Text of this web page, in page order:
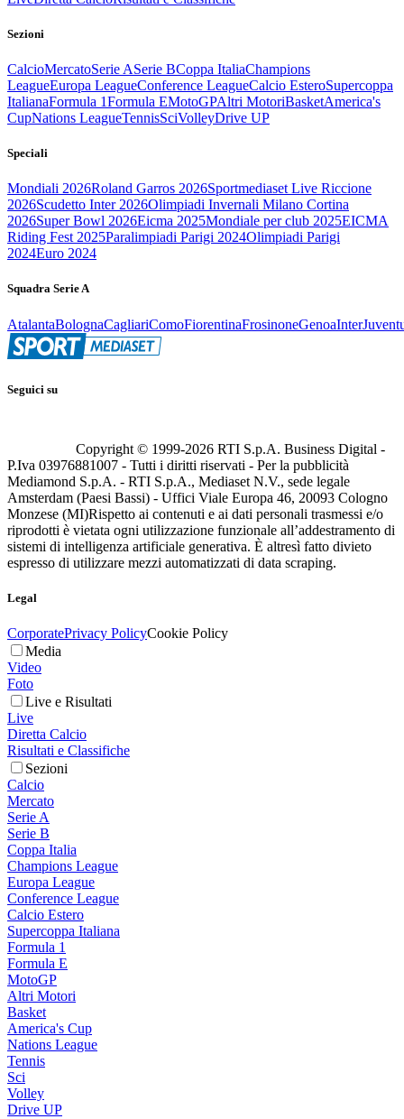
Sezioni
CalcioMercatoSerie ASerie BCoppa ItaliaChampions
LeagueEuropa LeagueConference LeagueCalcio EsteroSupercoppa
ItalianaFormula 1Formula EMotoGPAltri MotoriBasketAmerica's
CupNations LeagueTennisSciVolleyDrive UP
Speciali
Mondiali 2026Roland Garros 2026Sportmediaset Live Riccione
2026Scudetto Inter 2026Olimpiadi Invernali Milano Cortina
2026Super Bowl 2026Eicma 2025Mondiale per club 2025EICMA
Riding Fest 2025Paralimpiadi Parigi 2024Olimpiadi Parigi
2024Euro 2024
Squadra Serie A
AtalantaBolognaCagliariComoFiorentinaFrosinoneGenoaInter
Seguici su
Copyright © 1999-2026 RTI S.p.A. Business Digital -
P.Iva 03976881007 - Tutti i diritti riservati - Per la pubblicità
Mediamond S.p.A. - RTI S.p.A., Mediaset N.V., sede legale
Amsterdam (Paesi Bassi) - Uffici Viale Europa 46, 20093 Cologno
Monzese (MI)Rispetto ai contenuti e ai dati personali trasmessi e/o
riprodotti è vietata ogni utilizzazione funzionale all’addestramento di
sistemi di intelligenza artificiale generativa. È altresì fatto divieto
espresso di utilizzare mezzi automatizzati di data scraping.
Legal
CorporatePrivacy PolicyCookie Policy
Media
Video
Foto
Live e Risultati
Live
Diretta Calcio
Risultati e Classifiche
Sezioni
Calcio
Mercato
Serie A
Serie B
Coppa Italia
Champions League
Europa League
Conference League
Calcio Estero
Supercoppa Italiana
Formula 1
Formula E
MotoGP
Altri Motori
Basket
America's Cup
Nations League
Tennis
Sci
Volley
Drive UP